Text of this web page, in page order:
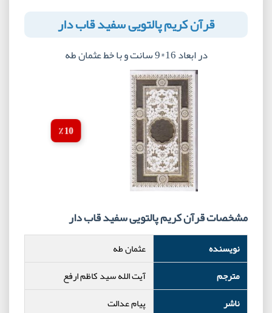
قرآن کریم پالتویی سفید قاب دار
در ابعاد 16*9 سانت و با خط عثمان طه
10 ٪
مشخصات قرآن کریم پالتویی سفید قاب دار
نویسنده
عثمان طه
مترجم
آیت الله سید کاظم ارفع
ناشر
پیام عدالت